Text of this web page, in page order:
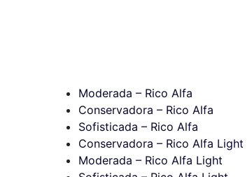
Moderada – Rico Alfa
Conservadora – Rico Alfa
Sofisticada – Rico Alfa
Conservadora – Rico Alfa Light
Moderada – Rico Alfa Light